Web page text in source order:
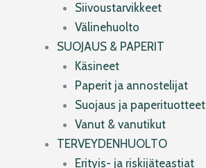
Siivoustarvikkeet
Välinehuolto
SUOJAUS & PAPERIT
Käsineet
Paperit ja annostelijat
Suojaus ja paperituotteet
Vanut & vanutikut
TERVEYDENHUOLTO
Erityis- ja riskijäteastiat